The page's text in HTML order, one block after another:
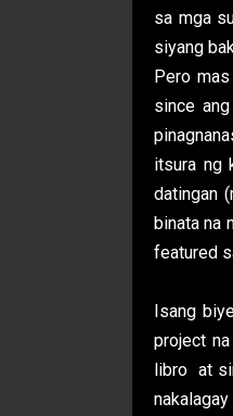
sa mga
siyang
Pero
since
itsura ng
datingan
binata na
featured
Isang
project
libro at